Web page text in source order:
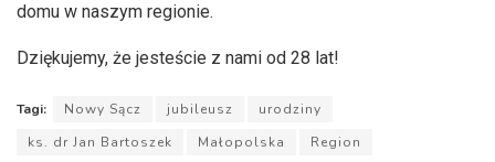
domu w naszym regionie.
Dziękujemy, że jesteście z nami od 28 lat!
Tagi: Nowy Sącz jubileusz
urodziny
ks. dr Jan Bartoszek
Małopolska Region